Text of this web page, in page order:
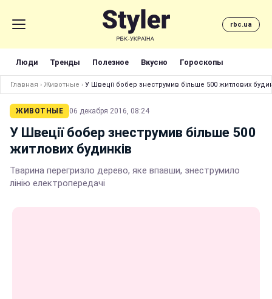
rbc.ua
Люди Тренды Полезное Вкусно Гороскопы
Главная › Животные › У Швеції бобер знеструмив більше 500 житлових
ЖИВОТНЫЕ 06 декабря 2016, 08:24
У Швеції бобер знеструмив більше 500
житлових будинків
Тварина перегризло дерево, яке впавши, знеструмило
лінію електропередачі